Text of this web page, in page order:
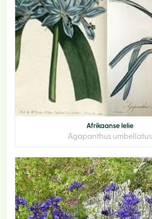
Afrikaanse lelie
Agapanthus umbellatus